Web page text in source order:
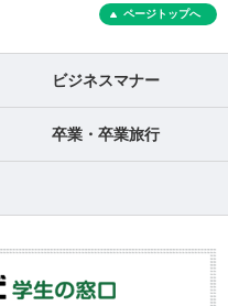
ページトップへ
ビジネスマナー
卒業・卒業旅行